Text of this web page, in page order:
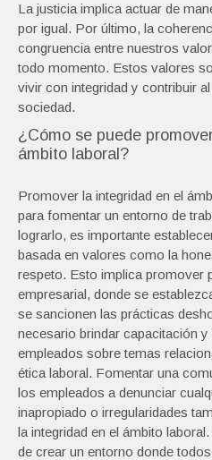
La justicia implica actuar de
por igual. Por último, la
congruencia entre nuestros
todo momento. Estos valores
vivir con integridad y contribuir
sociedad.
¿Cómo se puede
ámbito laboral?
Promover la integridad en el
para fomentar un entorno de
lograrlo, es importante
basada en valores como la
respeto. Esto implica promover
empresarial, donde se
se sancionen las prácticas
necesario brindar capacitación
empleados sobre temas
ética laboral. Fomentar una
los empleados a denunciar
inapropiado o irregularidades
la integridad en el ámbito
de crear un entorno donde